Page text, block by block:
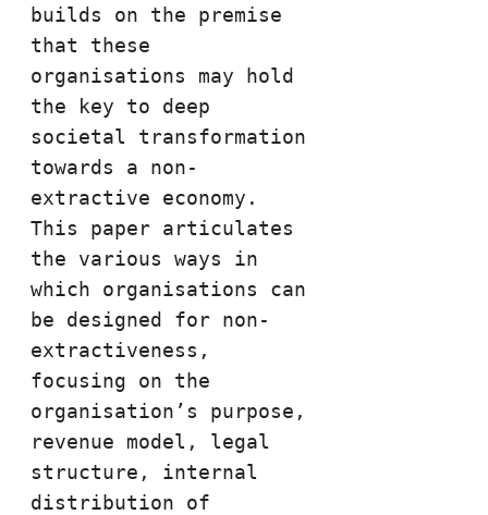
builds on the premise
that these
organisations may hold
the key to deep
societal transformation
towards a non-
extractive economy.
This paper articulates
the various ways in
which organisations can
be designed for non-
extractiveness,
focusing on the
organisation’s purpose,
revenue model, legal
structure, internal
distribution of